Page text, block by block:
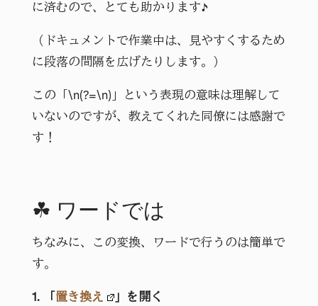
に済むので、とても助かります♪
（ドキュメントで作業中は、見やすくするため
に段落の間隔を広げたりします。）
この「\n(?=\n)」という表現の意味は理解して
いないのですが、教えてくれた同僚には感謝で
す！
☘ ワードでは
ちなみに、この変換、ワードで行うのは簡単で
す。
1. 「 置き換え 」を開く